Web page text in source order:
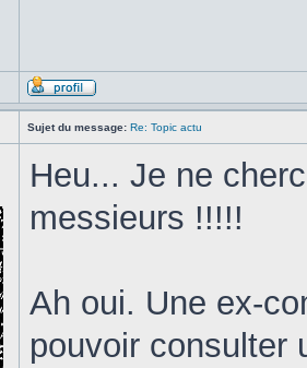
Sujet du message: Re: Topic actu
Heu... Je ne
messieurs !!!!!
Ah oui. Une ex-
pouvoir consulter